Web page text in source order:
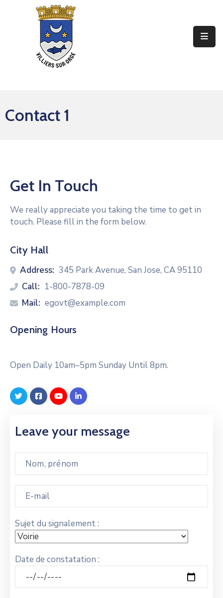
Mes
Contact
Contact 1
Get In Touch
We really appreciate you taking the time to get in
touch. Please fill in the form below.
City Hall
Address: 345 Park Avenue, San Jose, CA 95110
Call: 1-800-7878-09
Mail: egovt@example.com
Opening Hours
Open Daily 10am–5pm Sunday Until 8pm.
Leave your message
Sujet du signalement :
Date de constatation :